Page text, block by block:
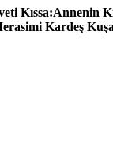
Kardeş